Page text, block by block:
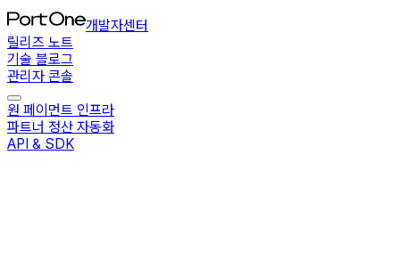
개발자센터
릴리즈 노트
기술 블로그
관리자 콘솔
원 페이먼트 인프라
파트너 정산 자동화
API & SDK